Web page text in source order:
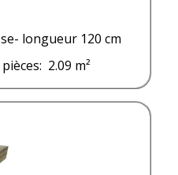
longueur 120 cm
2.09 m²